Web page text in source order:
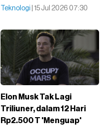
Teknologi | 15 Jul 2026 07:30
Elon Musk Tak Lagi
Triliuner, dalam 12 Hari
Rp2.500 T 'Menguap'